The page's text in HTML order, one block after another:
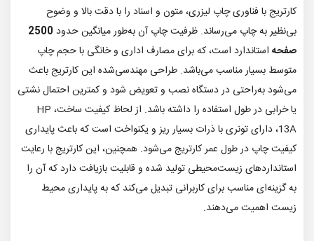
کارتریج با فناوری چاپ لیزری، متون و اسناد را با دقت بالا و وضوح
بی‌نظیر به چاپ می‌رساند. ظرفیت چاپ آن به‌طور میانگین حدود 2500
صفحه استاندارد است، که برای مصارف اداری و خانگی با حجم چاپ
متوسط بسیار مناسب می‌باشد. طراحی مهندسی‌شده‌ این کارتریج باعث
می‌شود به‌راحتی در دستگاه نصب و تعویض شود و کمترین احتمال نشتی
یا خرابی در طول استفاده را داشته باشد. از لحاظ کیفیت ساخت، HP
13A، دارای تونری با ذرات بسیار ریز و یکنواخت است که باعث پایداری
کیفیت چاپ در طول عمر کارتریج می‌شود. همچنین، این کارتریج با رعایت
استانداردهای زیست‌محیطی تولید شده و قابلیت بازیافت دارد که آن را
به گزینه‌ای مناسب برای کاربرانی تبدیل می‌کند که به پایداری محیط
زیست اهمیت می‌دهند.